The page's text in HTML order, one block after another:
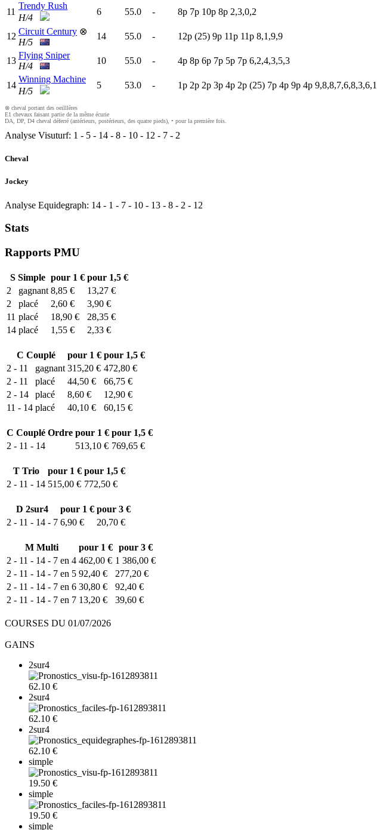
11
Trendy Rush
H/4
6 55.0 - 8p 7p 10p 8p 2,3,0,2
12 Circuit Century ⊗
H/5
14 55.0 - 12p (25) 9p 11p 11p 8,1,9,9
13
Flying Sniper
H/4
10 55.0 - 4p 8p 6p 7p 5p 7p 6,2,4,3,5,3
14
Winning Machine
H/5
5 53.0 - 1p 2p 2p 3p 4p 2p (25) 7p 4p 9p 4p
⊗ cheval portant des oeilllères
E1 chevaux faisant partie de la même écurie
DA, DP, D4 cheval déferré (antérieurs, postérieurs, des quatre pieds), • pour la première fois.
Analyse Visuturf: 1 - 5 - 14 - 8 - 10 - 12 - 7 - 2
Cheval
Jockey
Analyse Equidegraph: 14 - 1 - 7 - 10 - 13 - 8 - 2 - 12
Stats
Rapports PMU
SSimple pour 1 € pour 1,5 €
2
gagnant 8,85 €
13,27 €
2
placé 2,60 €
3,90 €
11 placé 18,90 €
28,35 €
14 placé 1,55 € 2,33 €
C Couplé pour 1 € pour 1,5 €
2 - 11
gagnant 315,20 € 472,80 €
2 - 11
placé 44,50 €
66,75 €
2 - 14
placé 8,60 €
12,90 €
11 - 14 placé 40,10 € 60,15 €
C Couplé Ordre pour 1 € pour 1,5 €
2 - 11 - 14
513,10 € 769,65 €
TTrio pour 1 € pour 1,5 €
2 - 11 - 14 515,00 € 772,50 €
D 2sur4 pour 1 € pour 3 €
2 - 11 - 14 - 7 6,90 € 20,70 €
MMulti pour 1 € pour 3 €
2 - 11 - 14 - 7 en 4 462,00 € 1 386,00 €
2 - 11 - 14 - 7 en 5 92,40 €
277,20 €
2 - 11 - 14 - 7 en 6 30,80 €
92,40 €
2 - 11 - 14 - 7 en 7 13,20 € 39,60 €
COURSES DU 01/07/2026
GAINS
2sur4
62.10 €
2sur4
62.10 €
2sur4
62.10 €
simple
19.50 €
simple
19.50 €
simple